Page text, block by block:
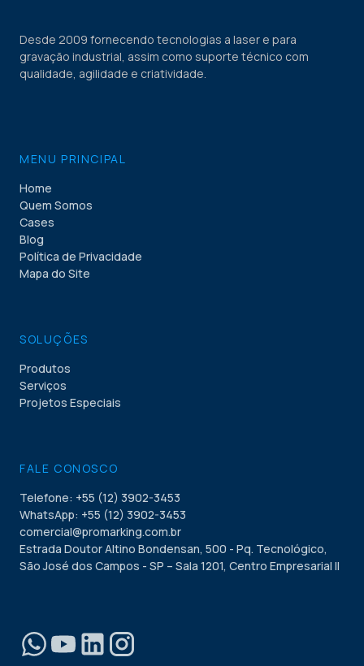
Desde 2009 fornecendo tecnologias a laser e para
gravação industrial, assim como suporte técnico com
qualidade, agilidade e criatividade.
MENU PRINCIPAL
Home
Quem Somos
Cases
Blog
Política de Privacidade
Mapa do Site
SOLUÇÕES
Produtos
Serviços
Projetos Especiais
FALE CONOSCO
Telefone: +55 (12) 3902-3453
WhatsApp: +55 (12) 3902-3453
comercial@promarking.com.br
Estrada Doutor Altino Bondensan, 500 - Pq. Tecnológico,
São José dos Campos - SP – Sala 1201, Centro Empresarial II